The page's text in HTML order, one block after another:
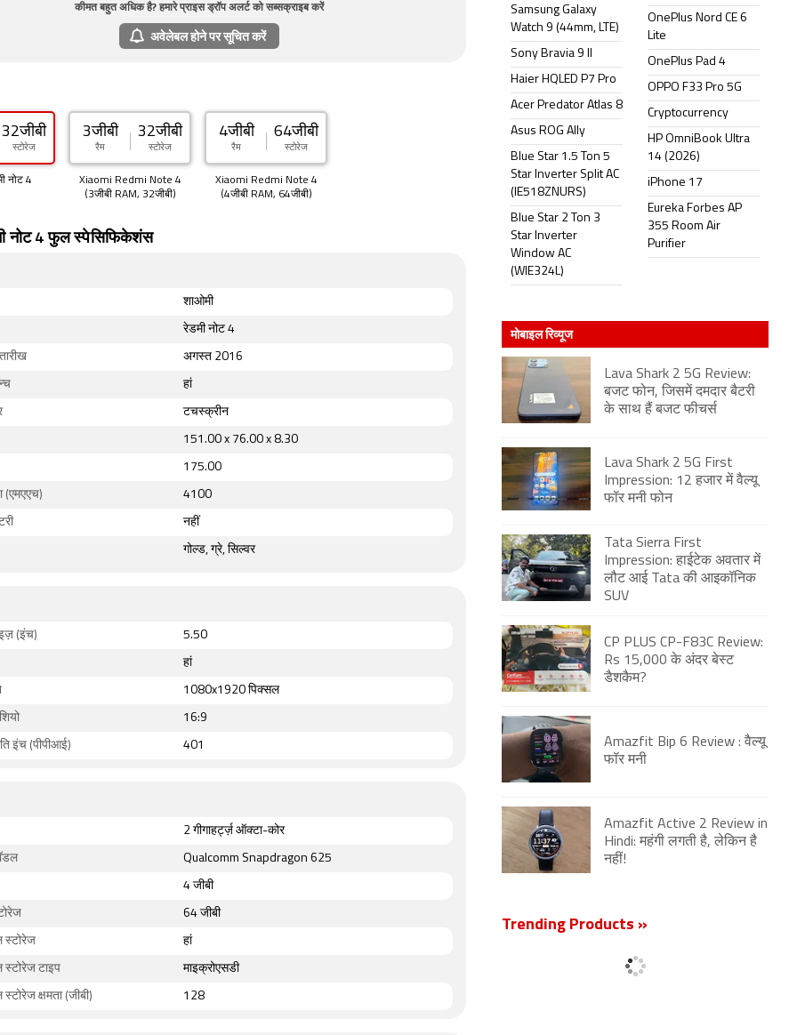
कीमत बहुत अधिक है? हमारे प्राइस ड्रॉप अलर्ट को सब्सक्राइब करें
अवेलेबल होने पर सूचित करें
32जीबी
स्टोरेज
नोट 4
3जीबी
रैम
32जीबी
स्टोरेज
Xiaomi Redmi Note 4
(3जीबी RAM, 32जीबी)
4जीबी
रैम
64जीबी
स्टोरेज
Xiaomi Redmi Note 4
(4जीबी RAM, 64जीबी)
नोट 4 फुल स्पेसिफिकेशंस
शाओमी
रेडमी नोट 4
अगस्त 2016
हां
टचस्क्रीन
151.00 x 76.00 x 8.30
175.00
(एमएएच) 4100
नहीं
गोल्ड, ग्रे, सिल्वर
(इंच) 5.50
हां
1080x1920 पिक्सल
16:9
इंच (पीपीआई) 401
2 गीगाहर्ट्ज़ ऑक्टा-कोर
Qualcomm Snapdragon 625
4 जीबी
64 जीबी
स्टोरेज हां
टाइप माइक्रोएसडी
क्षमता (जीबी) 128
Samsung Galaxy
Watch 9 (44mm, LTE)
Sony Bravia 9 II
Haier HQLED P7 Pro
Acer Predator Atlas 8
Asus ROG Ally
Blue Star 1.5 Ton 5
Star Inverter Split AC
(IE518ZNURS)
Blue Star 2 Ton 3
Star Inverter
Window AC
(WIE324L)
OnePlus Nord CE 6
Lite
OnePlus Pad 4
OPPO F33 Pro 5G
Cryptocurrency
HP OmniBook Ultra
14 (2026)
iPhone 17
Eureka Forbes AP
355 Room Air
Purifier
मोबाइल रिव्यूज
Lava Shark 2 5G Review:
बजट फोन, जिसमें दमदार बैटरी
के साथ हैं बजट फीचर्स
Lava Shark 2 5G First
Impression: 12 हजार में वैल्यू
फॉर मनी फोन
Tata Sierra First
Impression: हाईटेक अवतार में
लौट आई Tata की आइकॉनिक
SUV
CP PLUS CP-F83C Review:
Rs 15,000 के अंदर बेस्ट
डैशकैम?
Amazfit Bip 6 Review : वैल्यू
फॉर मनी
Amazfit Active 2 Review in
Hindi: महंगी लगती है, लेकिन है
नहीं!
Trending Products »